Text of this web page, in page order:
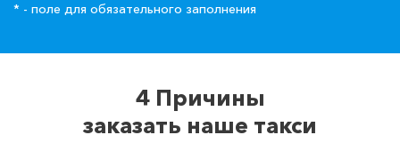
* - поле для обязательного заполнения
4 Причины
заказать наше такси